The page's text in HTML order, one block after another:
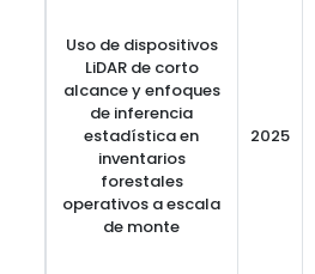
Uso de dispositivos
LiDAR de corto
alcance y enfoques
de inferencia
estadística en
inventarios
forestales
operativos a escala
de monte
2025